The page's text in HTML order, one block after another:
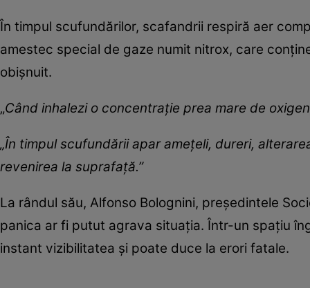
În timpul scufundărilor, scafandrii respiră aer
amestec special de gaze numit nitrox, care
obișnuit.
„Când inhalezi o concentrație prea mare de
„În timpul scufundării apar amețeli, dureri,
revenirea la suprafață.”
La rândul său, Alfonso Bolognini, președintele
panica ar fi putut agrava situația. Într-un spațiu
instant vizibilitatea și poate duce la erori fatale.